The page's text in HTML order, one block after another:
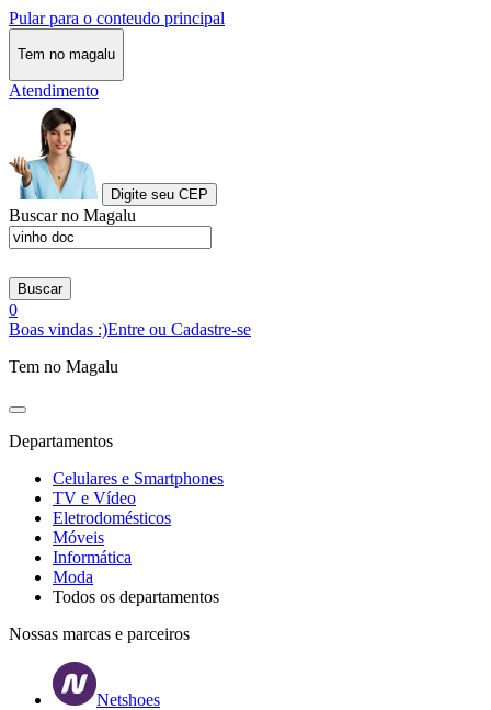
Pular para o conteudo principal
Tem no magalu
Atendimento
Digite seu CEP
Buscar no Magalu
Buscar
0
Boas vindas :)Entre ou Cadastre-se
Tem no Magalu
Departamentos
Celulares e Smartphones
TV e Vídeo
Eletrodomésticos
Móveis
Informática
Moda
Todos os departamentos
Nossas marcas e parceiros
Netshoes